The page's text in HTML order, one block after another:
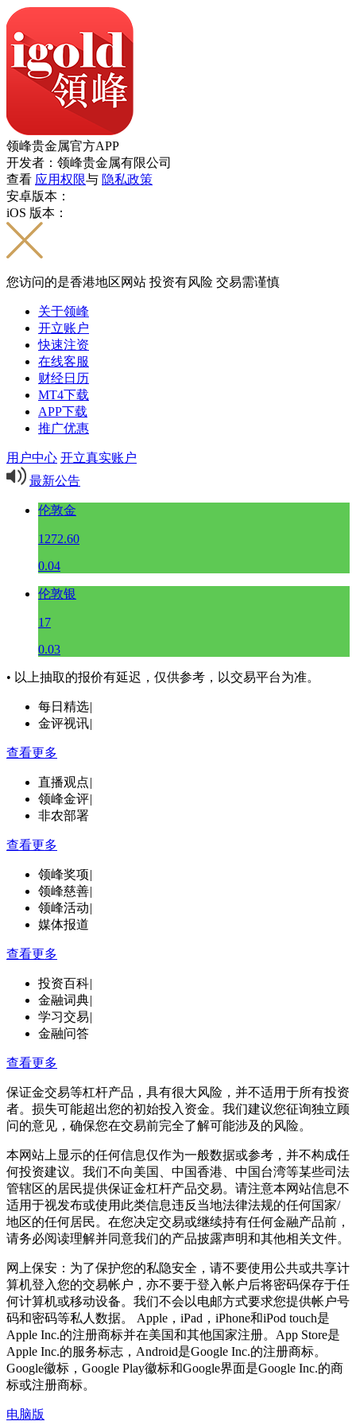
领峰贵金属官方APP
开发者：领峰贵金属有限公司
查看 应用权限与 隐私政策
安卓版本：
iOS 版本：
您访问的是香港地区网站 投资有风险 交易需谨慎
关于领峰
开立账户
快速注资
在线客服
财经日历
MT4下载
APP下载
推广优惠
用户中心 开立真实账户
最新公告
伦敦金
1272.60
0.04
伦敦银
17
0.03
• 以上抽取的报价有延迟，仅供参考，以交易平台为准。
每日精选|
金评视讯|
查看更多
直播观点|
领峰金评|
非农部署
查看更多
领峰奖项|
领峰慈善|
领峰活动|
媒体报道
查看更多
投资百科|
金融词典|
学习交易|
金融问答
查看更多
保证金交易等杠杆产品，具有很大风险，并不适用于所有投资
者。损失可能超出您的初始投入资金。我们建议您征询独立顾
问的意见，确保您在交易前完全了解可能涉及的风险。
本网站上显示的任何信息仅作为一般数据或参考，并不构成任
何投资建议。我们不向美国、中国香港、中国台湾等某些司法
管辖区的居民提供保证金杠杆产品交易。请注意本网站信息不
适用于视发布或使用此类信息违反当地法律法规的任何国家/
地区的任何居民。在您决定交易或继续持有任何金融产品前，
请务必阅读理解并同意我们的产品披露声明和其他相关文件。
网上保安：为了保护您的私隐安全，请不要使用公共或共享计
算机登入您的交易帐户，亦不要于登入帐户后将密码保存于任
何计算机或移动设备。我们不会以电邮方式要求您提供帐户号
码和密码等私人数据。 Apple，iPad，iPhone和iPod touch是
Apple Inc.的注册商标并在美国和其他国家注册。App Store是
Apple Inc.的服务标志，Android是Google Inc.的注册商标。
Google徽标，Google Play徽标和Google界面是Google Inc.的商
标或注册商标。
电脑版